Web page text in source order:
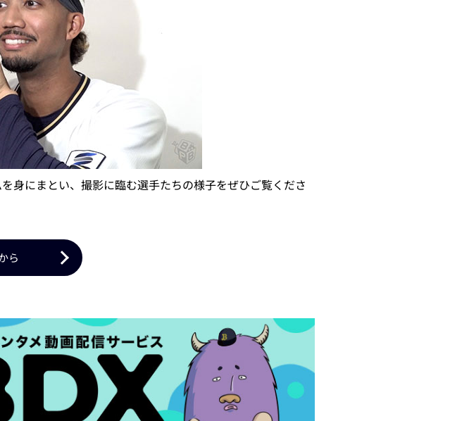
身にまとい、撮影に臨む選手たちの様子をぜひご覧くださ
ら